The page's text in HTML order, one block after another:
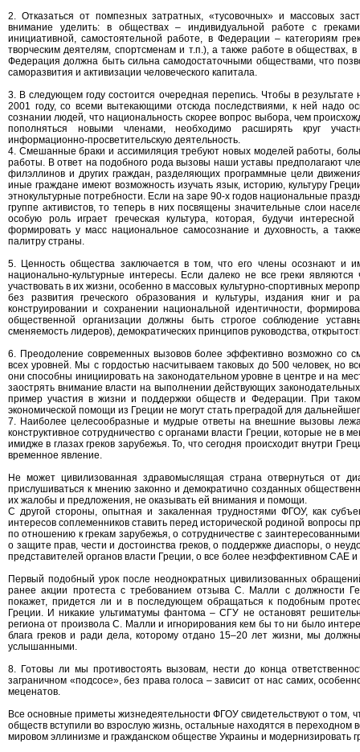
2. Отказаться от помпезных затратных, «тусовочных» и массовых
внимание уделить: в обществах – индивидуальной работе с
инициативной, самостоятельной работе, в Федерации – категориям
творческим деятелям, спортсменам и т.п.), а также работе в обществах,
Федерация должна быть сильна самодостаточными обществами, что
саморазвития и активизации человеческого капитала.
3. В следующем году состоится очередная перепись. Чтобы в
2001 году, со всеми вытекающими отсюда последствиями, к ней надо
сознании людей, что национальность скорее вопрос выбора, чем
пополняться новыми членами, необходимо расширять круг
информационно-просветительскую деятельность.
4. Смешанные браки и ассимиляция требуют новых моделей работы,
работы. В ответ на подобного рода вызовы наши уставы предполагают
филэллинов и других граждан, разделяющих программные цели
иные граждане имеют возможность изучать язык, историю, культуру
этнокультурные потребности. Если на заре 90-х годов национальные
группе активистов, то теперь в них посвящены значительные слои
особую роль играет греческая культура, которая, будучи
формировать у масс национальное самосознание и духовность, а
палитру страны.
5. Ценность общества заключается в том, что его члены осознают и
национально-культурные интересы. Если далеко не все греки
участвовать в их жизни, особенно в массовых культурно-спортивных
без развития греческого образования и культуры, издания книг
конструировании и сохранении национальной идентичности,
общественной организации должны быть строгое соблюдение
сменяемость лидеров), демократических принципов руководства,
6. Преодоление современных вызовов более эффективно возможно со
всех уровней. Мы с гордостью насчитываем таковых до 500 человек, но
они способны инициировать на законодательном уровне в центре и на
заострять внимание власти на выполнении действующих
пример участия в жизни и поддержки обществ и Федерации. При
экономической помощи из Греции не могут стать преградой для
7. Наиболее целесообразные и мудрые ответы на внешние вызовы
конструктивное сотрудничество с органами власти Греции, которые не в
имидже в глазах греков зарубежья. То, что сегодня происходит внутри
временное явление.
Не может цивилизованная здравомыслящая страна отвернуться от
прислушиваться к мнению законно и демократично созданных
их жалобы и предложения, не оказывать ей внимания и помощи.
С другой стороны, опытная и закаленная трудностями ФГОУ, как
интересов соплеменников ставить перед исторической родиной вопросы
по отношению к грекам зарубежья, о сотрудничестве с
о защите прав, чести и достоинства греков, о поддержке диаспоры, о
представителей органов власти Греции, о все более неэффективном САЕ и
Первый подобный урок после неоднократных цивилизованных
ранее акции протеста с требованием отзыва С. Малли с должности
покажет, придется ли и в последующем обращаться к подобным
Греции. И никакие ультиматумы фантома – СГУ не остановят
региона от произвола С. Малли и игнорирования кем бы то ни было
блага греков и ради дела, которому отдано 15–20 лет жизни, мы
услышанными.
8. Готовы ли мы противостоять вызовам, нести до конца
заграничном «подсосе», без права голоса – зависит от нас самих,
меценатов.
Все основные приметы жизнедеятельности ФГОУ свидетельствуют о том,
обществ вступили во взрослую жизнь, остальные находятся в
мировом эллинизме и гражданском обществе Украины и модернизировать